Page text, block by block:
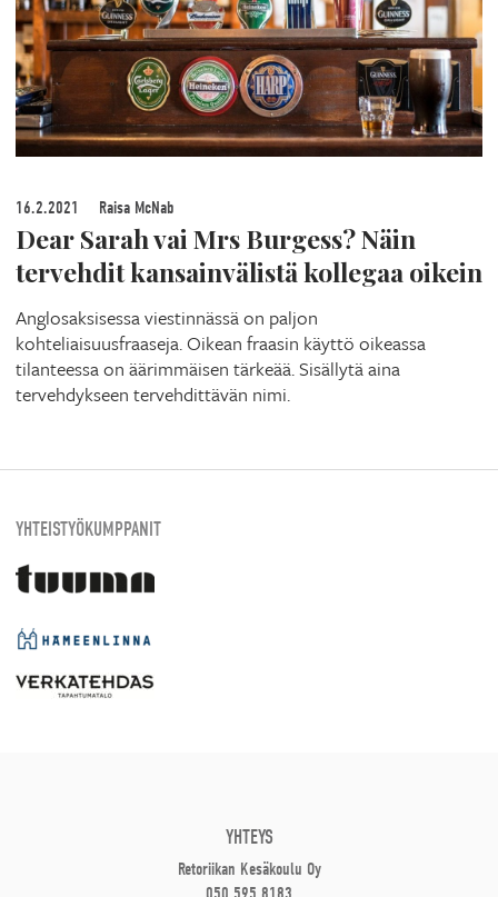
16.2.2021 Raisa McNab
Dear Sarah vai Mrs Burgess? Näin
tervehdit kansainvälistä kollegaa oikein
Anglosaksisessa viestinnässä on paljon
kohteliaisuusfraaseja. Oikean fraasin käyttö oikeassa
tilanteessa on äärimmäisen tärkeää. Sisällytä aina
tervehdykseen tervehdittävän nimi.
YHTEISTYÖKUMPPANIT
YHTEYS
Retoriikan Kesäkoulu Oy